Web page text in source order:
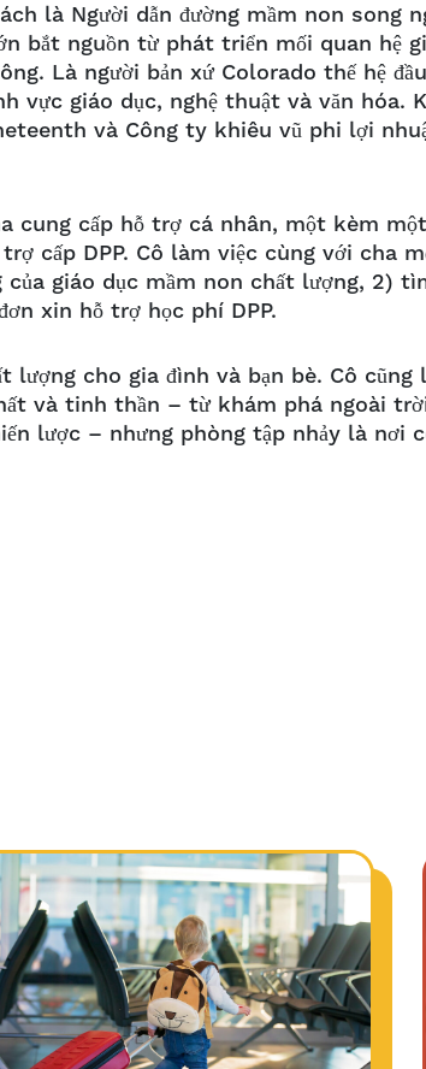
là Người dẫn đường mầm non song
bắt nguồn từ phát triển mối quan hệ
Là người bản xứ Colorado thế hệ đầu
vực giáo dục, nghệ thuật và văn hóa.
và Công ty khiêu vũ phi lợi
cung cấp hỗ trợ cá nhân, một kèm một
cấp DPP. Cô làm việc cùng với cha
của giáo dục mầm non chất lượng, 2)
xin hỗ trợ học phí DPP.
cho gia đình và bạn bè. Cô cũng
và tinh thần – từ khám phá ngoài
lược – nhưng phòng tập nhảy là nơi